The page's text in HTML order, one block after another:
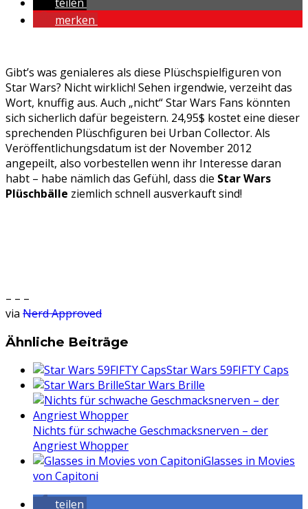
merken
Gibt’s was genialeres als diese Plüschspielfiguren von
Star Wars? Nicht wirklich! Sehen irgendwie, verzeiht das
Wort, knuffig aus. Auch „nicht“ Star Wars Fans könnten
sich sicherlich dafür begeistern. 24,95$ kostet eine dieser
sprechenden Plüschfiguren bei Urban Collector. Als
Veröffentlichungsdatum ist der November 2012
angepeilt, also vorbestellen wenn ihr Interesse daran
habt – habe nämlich das Gefühl, dass die Star Wars
Plüschbälle ziemlich schnell ausverkauft sind!
– – –
via Nerd Approved
Ähnliche Beiträge
Star Wars 59FIFTY Caps
Star Wars Brille
Nichts für schwache Geschmacksnerven – der
Angriest Whopper
Glasses in Movies
von Capitoni
teilen